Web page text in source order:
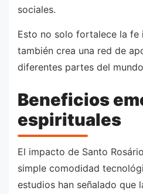
sociales.
Esto no solo fortalece la fe
también crea una red de
diferentes partes del
Beneficios
espirituales
El impacto de Santo
simple comodidad
estudios han señalado que